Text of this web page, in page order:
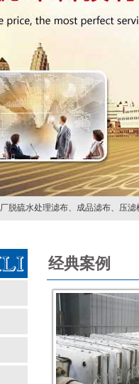
脱硫水处理滤布、 成品滤布、 压滤
经典案例